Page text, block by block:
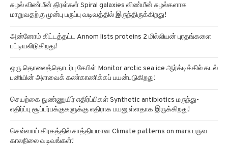
மக்களின் அன்றாட இன்பங்கள் Peoples everyday pleasures
அறிவாற்றல் விழிப்புணர்வையும் செயல்திறனையும் மேம்படுத்துகிறது!
சுழல் விண்மீன் திரள்கள் Spiral galaxies விண்மீன் சுழல்களாக
மாறுவதற்கு முன்பு பருப்பு வடிவத்தில் இருந்திருக்கிறது!
அன்னோம் கிட்டத்தட்ட Annom lists proteins 2 மில்லியன் புரதங்களை
பட்டியலிடுகிறது!
ஒரு தொலைத்தொடர்பு கேபிள் Monitor arctic sea ice ஆர்க்டிக்கில் கடல்
பனியின் அளவைக் கண்காணிக்கப் பயன்படுகிறது!
செயற்கை நுண்ணுயிர் எதிர்ப்பிகள் Synthetic antibiotics மருந்து-
எதிர்ப்பு சூப்பர்பக்குகளுக்கு எதிராக பயனுள்ளதாக இருக்கிறது!